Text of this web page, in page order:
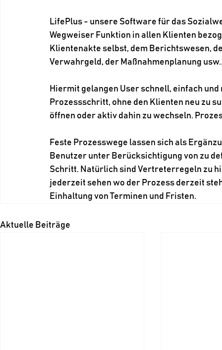
LifePlus - unsere Software für das
Wegweiser Funktion in allen Klienten
Klientenakte selbst, dem Berichtswesen,
Verwahrgeld, der Maßnahmenplanung
Hiermit gelangen User schnell, einfach
Prozessschritt, ohne den Klienten neu zu
öffnen oder aktiv dahin zu wechseln.
Feste Prozesswege lassen sich als
Benutzer unter Berücksichtigung von zu
Schritt. Natürlich sind Vertreterregeln zu
jederzeit sehen wo der Prozess derzeit
Einhaltung von Terminen und Fristen.
Aktuelle Beiträge